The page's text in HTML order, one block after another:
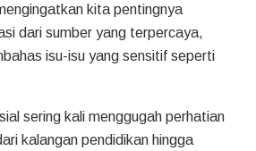
kita pentingnya
dari sumber yang terpercaya,
isu-isu yang sensitif seperti
sering kali menggugah perhatian
kalangan pendidikan hingga